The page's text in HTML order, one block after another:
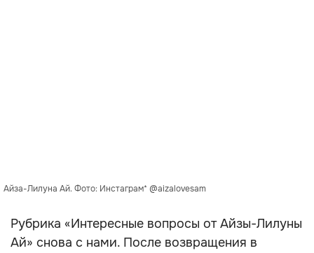
Айза-Лилуна Ай. Фото: Инстаграм* @aizalovesam
Рубрика «Интересные вопросы от Айзы-Лилуны
Ай» снова с нами. После возвращения в